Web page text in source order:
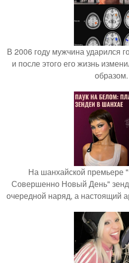
В 2006 году мужчина ударился
и после этого его жизнь
образом.
На шанхайской премьере
Совершенно Новый День"
очередной наряд, а настоящий